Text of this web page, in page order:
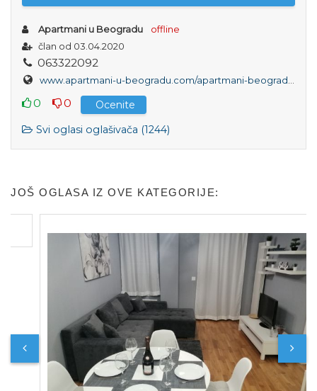
Apartmani u Beogradu
offline
član od 03.04.2020
063322092
www.apartmani-u-beogradu.com/apartmani-beograd/dvosoban-apartman-a-53-beograd-palilula
0 0
Ocenite
Svi oglasi oglašivača (1244)
JOŠ OGLASA IZ OVE KATEGORIJE: